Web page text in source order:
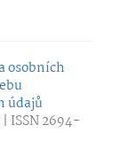
osobních
údajů
| ISSN 2694-